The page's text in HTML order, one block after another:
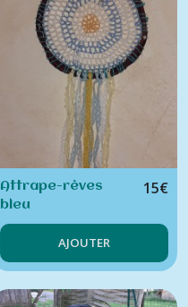
Attrape-rêves
bleu
15€
AJOUTER